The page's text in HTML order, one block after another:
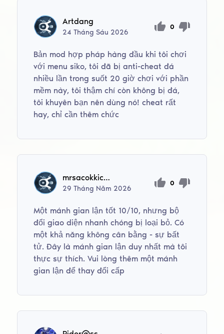
Artdang
24Tháng Sáu 2026
0
Bản mod hợp pháp hàng đầu khi tôi chơi
với menu siko, tôi đã bị anti-cheat đá
nhiều lần trong suốt 20 giờ chơi với phần
mềm này, tôi thậm chí còn không bị đá,
tôi khuyên bạn nên dùng nó! cheat rất
hay, chỉ cần thêm chức
mrsacokkick12
29Tháng Năm 2026
0
Một mánh gian lận tốt 10/10, nhưng bộ
đổi giao diện nhanh chóng bị loại bỏ. Có
một khả năng không cân bằng - sự bất
tử. Đây là mánh gian lận duy nhất mà tôi
thực sự thích. Vui lòng thêm một mánh
gian lận để thay đổi cấp